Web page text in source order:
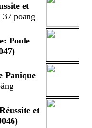
et
37 poäng
Poule
Panique
et